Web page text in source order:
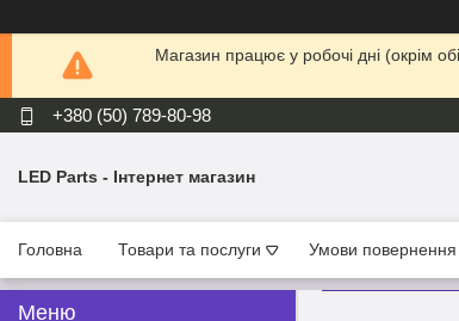
Магазин працює у робочі дні (окрім
+380 (50) 789-80-98
LED Parts - Інтернет магазин
Головна Товари та послуги Умови повернення